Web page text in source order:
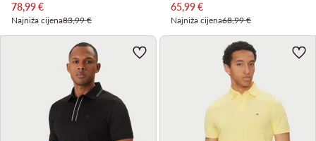
Trenutna cijena
78,99€
Najniža cijena83,99 €
Trenutna cijena
65,99€
Najniža cijena68,99 €